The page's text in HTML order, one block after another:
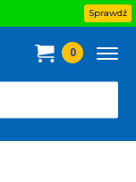
Sprawdź
0